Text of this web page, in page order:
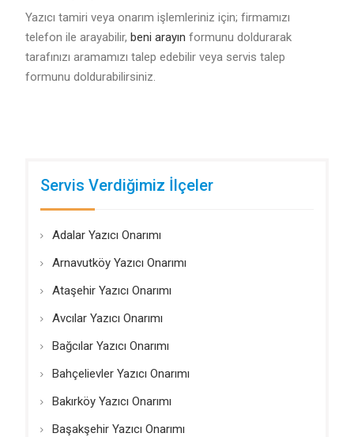
Yazıcı tamiri veya onarım işlemleriniz için; firmamızı
telefon ile arayabilir, beni arayın formunu doldurarak
tarafınızı aramamızı talep edebilir veya servis talep
formunu doldurabilirsiniz.
Servis Verdiğimiz İlçeler
Adalar Yazıcı Onarımı
Arnavutköy Yazıcı Onarımı
Ataşehir Yazıcı Onarımı
Avcılar Yazıcı Onarımı
Bağcılar Yazıcı Onarımı
Bahçelievler Yazıcı Onarımı
Bakırköy Yazıcı Onarımı
Başakşehir Yazıcı Onarımı